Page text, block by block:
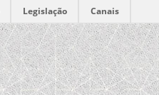
Legislação Canais